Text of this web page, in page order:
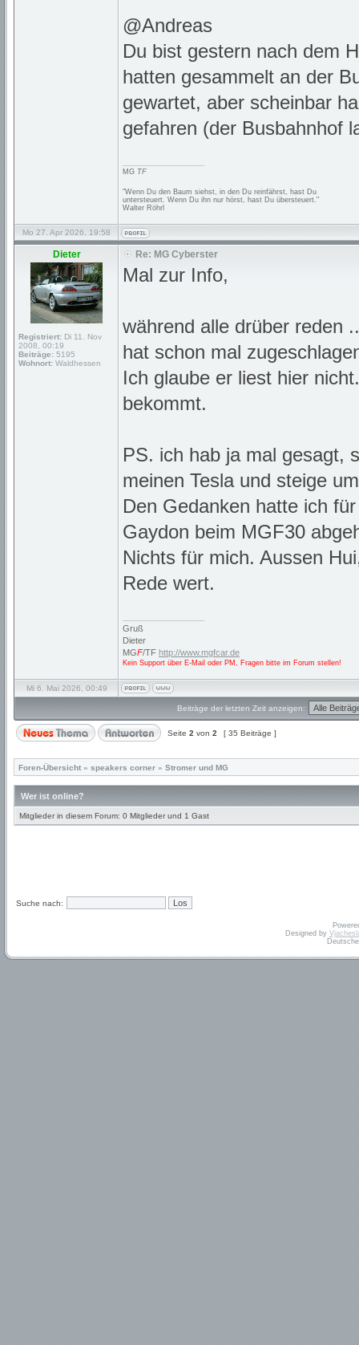
@Andreas
Du bist gestern nach dem
hatten gesammelt an der
gewartet, aber scheinbar
gefahren (der Busbahnhof
MG TF
"Wenn Du den Baum siehst, in den Du reinfährst, hast Du
untersteuert. Wenn Du ihn nur hörst, hast Du übersteuert."
Walter Röhrl
Mo 27. Apr 2026, 19:58
Dieter
Registriert: Di 11. Nov
2008, 00:19
Beiträge: 5195
Wohnort: Waldhessen
Re: MG Cyberster
Mal zur Info,
während alle drüber reden
hat schon mal
Ich glaube er liest hier
bekommt.
PS. ich hab ja mal gesagt,
meinen Tesla und steige
Den Gedanken hatte ich
Gaydon beim MGF30
Nichts für mich. Aussen
Rede wert.
Gruß
Dieter
MGF/TF http://www.mgfcar.de
Kein Support über E-Mail oder PM, Fragen bitte im Forum stellen!
Mi 6. Mai 2026, 00:49
Beiträge der letzten Zeit anzeigen:
Seite 2 von 2 [ 35 Beiträge ]
Foren-Übersicht » speakers corner » Stromer und MG
Wer ist online?
Mitglieder in diesem Forum: 0 Mitglieder und 1 Gast
Suche nach:
Designed by